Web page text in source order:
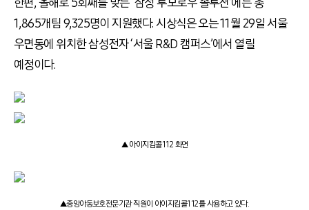
한편, 올해로 5회째를 맞는 ‘삼성 투모로우 솔루션’에는 총
1,865개팀 9,325명이 지원했다. 시상식은 오는 11월 29일 서울
우면동에 위치한 삼성전자 ‘서울 R&D 캠퍼스’에서 열릴
예정이다.
▲ 아이지킴콜112 화면
▲중앙아동보호전문기관 직원이 아이지킴콜112를 사용하고 있다.